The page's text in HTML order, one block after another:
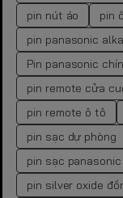
pin nút áo
pin
pin panasonic
Pin panasonic
pin remote cửa
pin remote ô tô
pin sạc dự phòng
pin sạc panasonic
pin silver oxide